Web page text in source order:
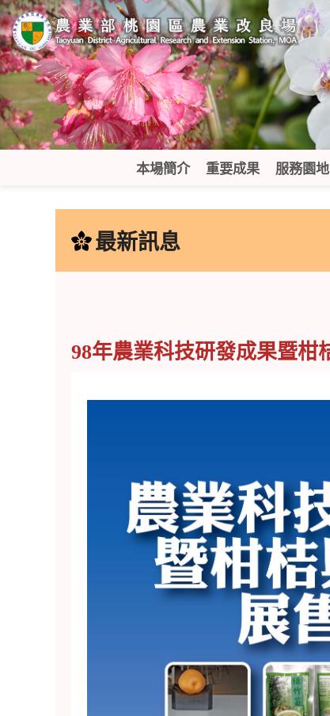
跳
到
主
要
內
容
區
塊
本場簡介 重要成果 服務園地
最新訊息
98年農業科技研發成果暨柑